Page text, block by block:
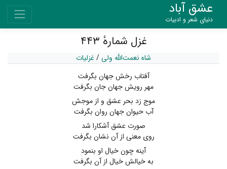
عشق آباد
دنیای شعر و ادبیات
غزل شمارهٔ ۴۴۳
شاه نعمت‌الله ولی/ غزلیات
آفتاب رخش جهان بگرفت
مهر رویش جهان جان بگرفت
موج زد بحر عشق و از موجش
آب حیوان جهان روان بگرفت
صورت عشق آشکارا شد
روی معنی از آن نشان بگرفت
آینه چون خیال او بنمود
به خیالش خیال از آن بگرفت